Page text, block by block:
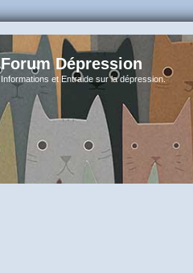
Forum Dépression
Informations et Entraide sur la dépression.